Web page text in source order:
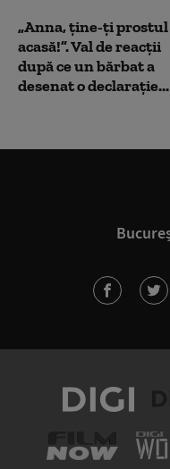
„Anna, ţine-ţi prostul
acasă!”. Val de reacții
după ce un bărbat a
desenat o declarație...